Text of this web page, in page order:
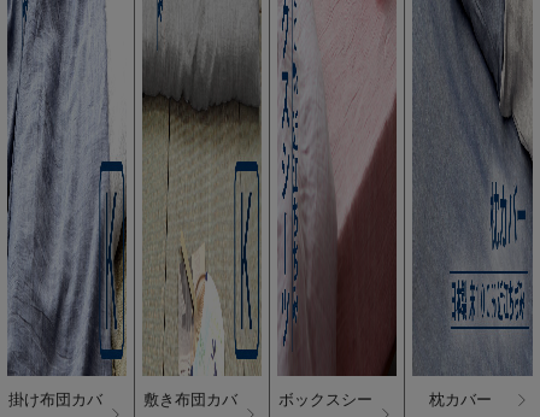
掛け布団カバ
敷き布団カバ
ボックスシー
枕カバー